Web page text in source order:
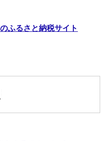
ふるさと納税サイト